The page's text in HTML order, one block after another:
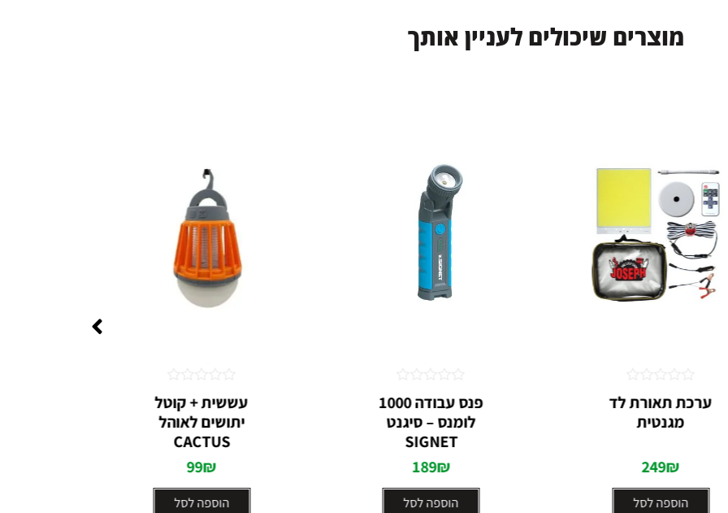
מוצרים שיכולים לעניין אותך
ערכת תאורת לד
מגנטית
249₪
הוספה לסל
דורג
0
פנס עבודה 1000
לומנס – סיגנט
SIGNET
189₪
הוספה לסל
0
מתוך
עששית + קוטל
יתושים לאוהל
CACTUS
99₪
הוספה לסל
דורג
0
מתוך